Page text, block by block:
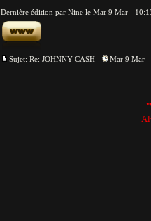
Dernière édition par Nine le Mar 9 Mar -
Sujet: Re: JOHNNY CASH Mar 9 Mar -